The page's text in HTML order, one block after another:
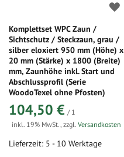
Komplettset WPC Zaun /
Sichtschutz / Steckzaun, grau /
silber eloxiert 950 mm (Höhe) x
20 mm (Stärke) x 1800 (Breite)
mm, Zaunhöhe inkl. Start und
Abschlussprofil (Serie
WoodoTexel ohne Pfosten)
104,50 € / 1
inkl. 19% MwSt., zzgl. Versandkosten
Lieferzeit: 5 - 10 Werktage